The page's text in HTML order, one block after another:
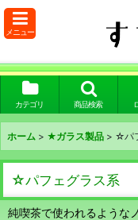
メニュー
カテゴリ 商品検索
ホーム > ★ガラス製品 > ☆パ
☆パフェグラス系
純喫茶で使われるような